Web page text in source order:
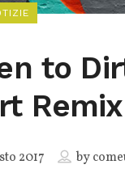
to
Remix
2017 by